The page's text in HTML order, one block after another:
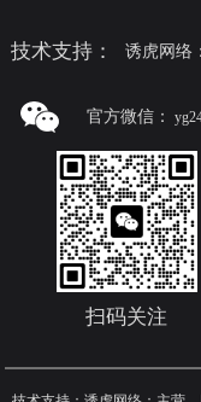
技术支持： 诱虎网络
官方微信：
扫码关注